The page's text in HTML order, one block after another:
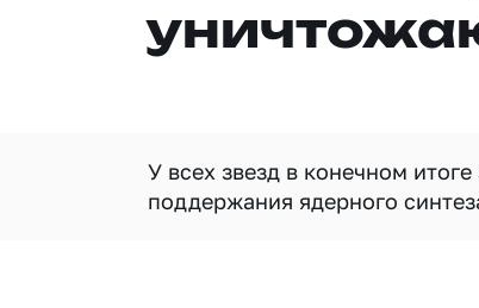
У всех звезд в конечном
поддержания ядерного